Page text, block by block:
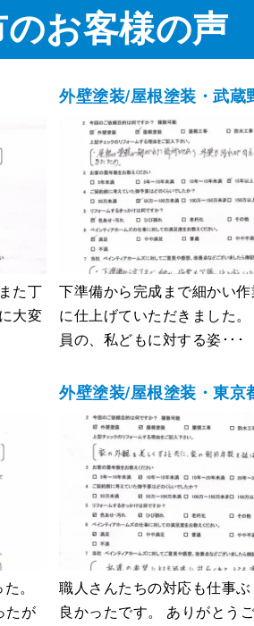
お客様の声
た丁
大変
外壁塗装/屋根塗装・武蔵
下準備から完成まで細かい
に仕上げていただきました
員の、私どもに対する姿･･･
。
たが
外壁塗装/屋根塗装・東京
職人さんたちの対応も仕事
良かったです。 ありがとう